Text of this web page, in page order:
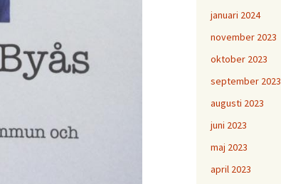
januari 2024
november 2023
oktober 2023
september 2023
augusti 2023
juni 2023
maj 2023
april 2023